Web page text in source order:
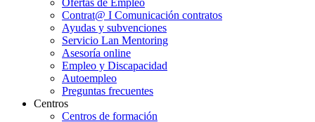
Contrat@ I Comunicación contratos
Ayudas y subvenciones
Servicio Lan Mentoring
Asesoría online
Empleo y Discapacidad
Autoempleo
Preguntas frecuentes
Centros
Centros de formación